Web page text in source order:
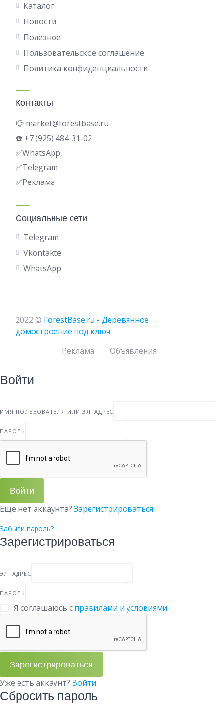
Каталог
Новости
Полезное
Пользовательское соглашение
Политика конфиденциальности
Контакты
📪 market@forestbase.ru
☎️ +7 (925) 484-31-02
✅WhatsApp,
✅Telegram
✅Реклама
Социальные сети
Telegram
Vkontakte
WhatsApp
2022 © ForestBase.ru - Деревянное
домостроение под ключ
Реклама
Объявления
Войти
ИМЯ ПОЛЬЗОВАТЕЛЯ ИЛИ ЭЛ. АДРЕС
ПАРОЛЬ
Войти
Еще нет аккаунта? Зарегистрироваться
Забыли пароль?
Зарегистрироваться
ЭЛ. АДРЕС
ПАРОЛЬ
Я соглашаюсь с правилами и условиями
Зарегистрироваться
Уже есть аккаунт? Войти
Сбросить пароль